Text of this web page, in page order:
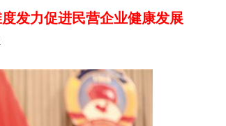
发力促进民营企业健康发展